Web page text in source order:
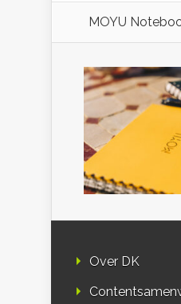
MOYU
Over DK